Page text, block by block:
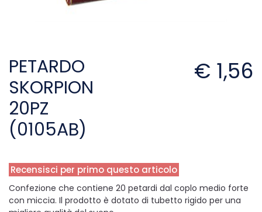
PETARDO
SKORPION
20PZ
(0105AB)
€ 1,56
Recensisci per primo questo articolo
Confezione che contiene 20 petardi dal coplo medio forte
con miccia. Il prodotto è dotato di tubetto rigido per una